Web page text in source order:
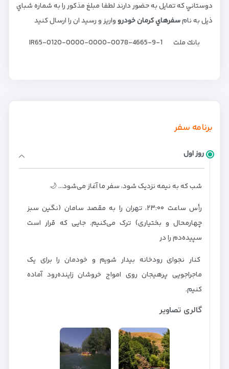
دوستاني كه تمايل به حضور دارند لطفا مبلغ مذكور را به شماره شباي
ذيل به نامسفرهاي كرمان خودروواريز و رسيد ان را ارسال كنيد
بانك ملت IR65-0120-0000-0000-0078-4665-9-1
برنامه سفر
روز اول
شب که به نیمه نزدیک شود، سفر ما آغاز می‌شود… 🌙
رأس ساعت ۲۳:۰۰، تهران را به مقصد سامان (نگین سبز
چهارمحال و بختیاری) ترک می‌کنیم. جایی که قرار است
سپیده‌دم را در
کنار نجوای رودخانه بیدار شویم و خودمان را برای یک
ماجراجویی پرهیجان روی امواج خروشان زاینده‌رود آماده
کنیم.
گالری تصاویر